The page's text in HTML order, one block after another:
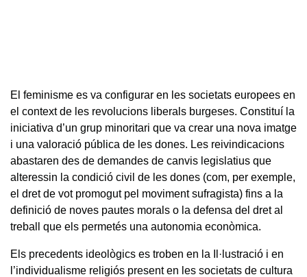
El feminisme es va configurar en les societats europees en
el context de les revolucions liberals burgeses. Constituí la
iniciativa d’un grup minoritari que va crear una nova imatge
i una valoració pública de les dones. Les reivindicacions
abastaren des de demandes de canvis legislatius que
alteressin la condició civil de les dones (com, per exemple,
el dret de vot promogut pel moviment sufragista) fins a la
definició de noves pautes morals o la defensa del dret al
treball que els permetés una autonomia econòmica.
Els precedents ideològics es troben en la Il·lustració i en
l’individualisme religiós present en les societats de cultura